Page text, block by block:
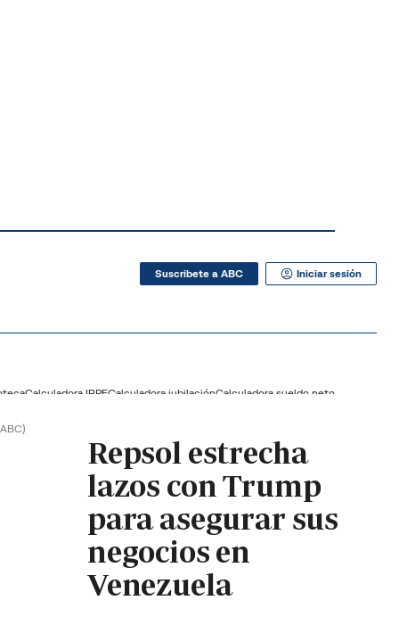
Suscribete a ABC Iniciar sesión
Calculadora IRPFCalculadora jubilaciónCalculadora sueldo neto
Repsol estrecha
lazos con Trump
para asegurar sus
negocios en
Venezuela